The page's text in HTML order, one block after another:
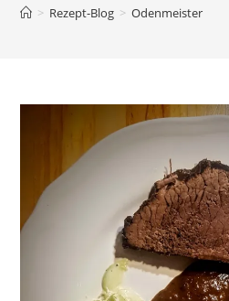
> Rezept-Blog > Odenmeister